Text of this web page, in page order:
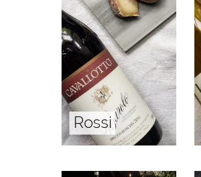
Rossi